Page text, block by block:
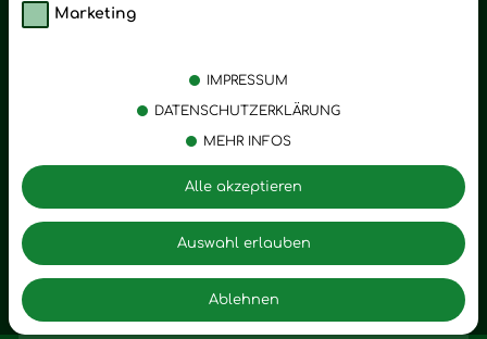
Marketing
IMPRESSUM
DATENSCHUTZERKLÄRUNG
MEHR INFOS
Ablehnen
Auswahl erlauben
Alle akzeptieren
Zuhause
Stress
Entspannung
Trauer
Romantik
Motivation
Seelischer Schlag